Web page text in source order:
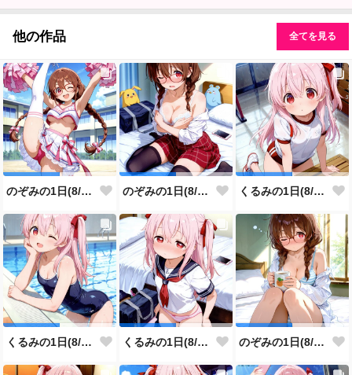
他の作品 全てを見る
のぞみの1日(8/7投稿分) のぞみの1日(8/6投稿分) くるみの1日(8/5投稿分)
くるみの1日(8/4投稿分) くるみの1日(8/3投稿分) のぞみの1日(8/2投稿分)